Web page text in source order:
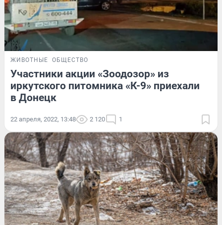
ЖИВОТНЫЕ ОБЩЕСТВО
Участники акции «Зоодозор» из
иркутского питомника «К-9» приехали
в Донецк
22 апреля, 2022, 13:48 2 120 1